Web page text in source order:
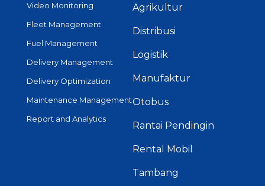
Video Monitoring
Fleet Management
Fuel Management
Delivery Management
Delivery Optimization
Maintenance Management
Report and Analytics
Agrikultur
Distribusi
Logistik
Manufaktur
Otobus
Rantai Pendingin
Rental Mobil
Tambang